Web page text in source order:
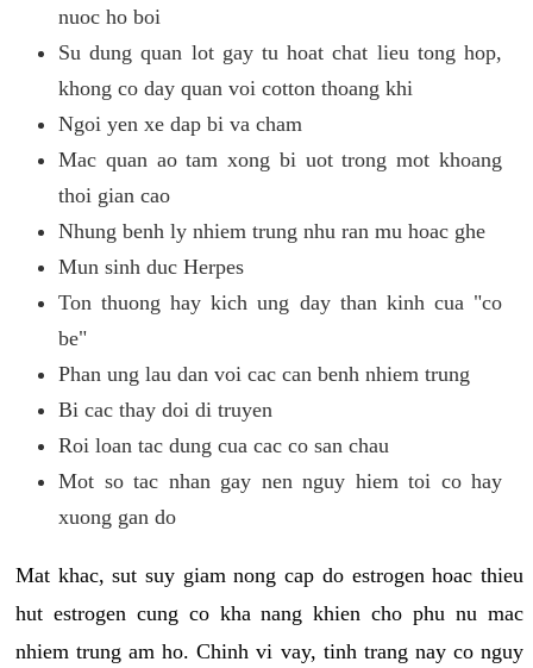
nuoc ho boi
Su dung quan lot gay tu hoat chat lieu tong hop,
khong co day quan voi cotton thoang khi
Ngoi yen xe dap bi va cham
Mac quan ao tam xong bi uot trong mot khoang
thoi gian cao
Nhung benh ly nhiem trung nhu ran mu hoac ghe
Mun sinh duc Herpes
Ton thuong hay kich ung day than kinh cua "co
be"
Phan ung lau dan voi cac can benh nhiem trung
Bi cac thay doi di truyen
Roi loan tac dung cua cac co san chau
Mot so tac nhan gay nen nguy hiem toi co hay
xuong gan do
Mat khac, sut suy giam nong cap do estrogen hoac thieu
hut estrogen cung co kha nang khien cho phu nu mac
nhiem trung am ho. Chinh vi vay, tinh trang nay co nguy